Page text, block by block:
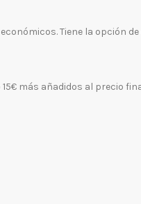
Tiene la opción
más añadidos al precio